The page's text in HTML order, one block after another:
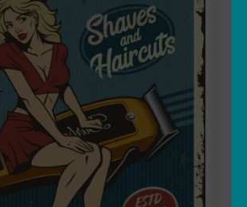
OUVRIR
MENU
ENFANT